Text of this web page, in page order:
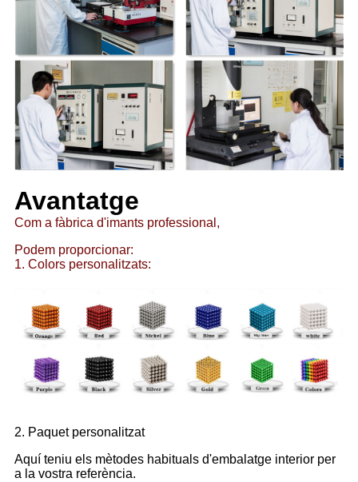
Avantatge
Com a fàbrica d'imants professional,
Podem proporcionar:
1. Colors personalitzats:
2. Paquet personalitzat
Aquí teniu els mètodes habituals d'embalatge interior per
a la vostra referència.